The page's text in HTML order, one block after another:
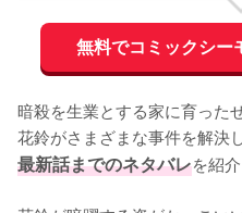
無料でコミックシー
暗殺を生業とする家に育った
花鈴がさまざまな事件を解決
最新話までのネタバレを紹介